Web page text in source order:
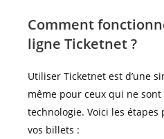
Comment
ligne Ticketnet ?
Utiliser Ticketnet est d’une
même pour ceux qui ne sont
technologie. Voici les
vos billets :